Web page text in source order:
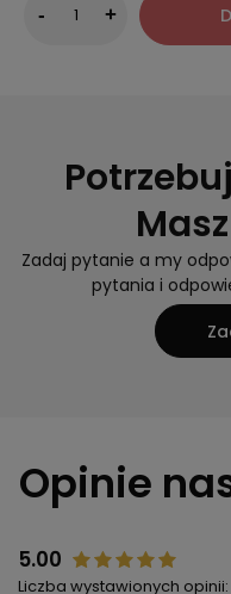
- +
Zadaj pytanie a my
pytania i
Opinie
5.00
Liczba wystawionych opinii: